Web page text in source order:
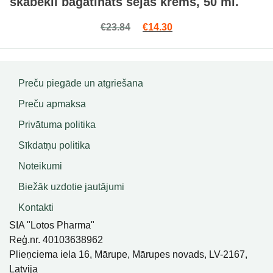
€23.84 Original price was: €23.84.
€14.30Current price is:
Preču piegāde un atgriešana
Preču apmaksa
Privātuma politika
Sīkdatņu politika
Noteikumi
Biežāk uzdotie jautājumi
Kontakti
SIA "Lotos Pharma"
Reģ.nr. 40103638962
Plieņciema iela 16, Mārupe, Mārupes novads, LV-2167,
Latvija